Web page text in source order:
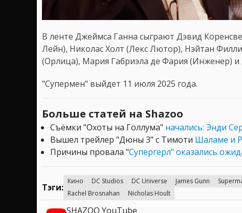
В ленте Джеймса Ганна сыграют Дэвид
Лейн), Николас Холт (Лекс Лютор), Нэйтан
(Орлица), Мария Габриэла де Фария (Инженер) и
"Супермен" выйдет 11 июля 2025 года.
Больше статей на Shazoo
Съёмки "Охоты на Голлума" начались: Энди
Вышел трейлер "Дюны 3" с Тимоти Шаламе и
Причины провала "Супергерл" оказались
Тэги:
Кино DC Studios DC Universe James Gunn
Rachel Brosnahan
Nicholas Hoult
SHAZOO YouTube